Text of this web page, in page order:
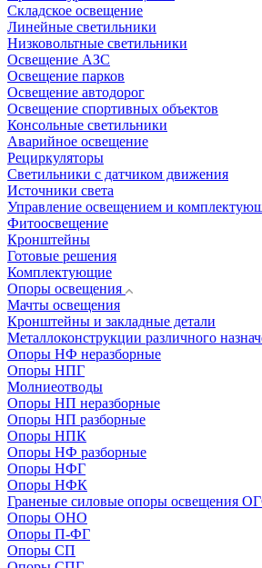
Складское освещение
Линейные светильники
Низковольтные светильники
Освещение АЗС
Освещение парков
Освещение автодорог
Освещение спортивных объектов
Консольные светильники
Аварийное освещение
Рециркуляторы
Светильники с датчиком движения
Источники света
Управление освещением и
Фитоосвещение
Кронштейны
Готовые решения
Комплектующие
Опоры освещения
Мачты освещения
Кронштейны и закладные детали
Металлоконструкции различного
Опоры НФ неразборные
Опоры НПГ
Молниеотводы
Опоры НП неразборные
Опоры НП разборные
Опоры НПК
Опоры НФ разборные
Опоры НФГ
Опоры НФК
Граненые силовые опоры освещения
Опоры ОНО
Опоры П-ФГ
Опоры СП